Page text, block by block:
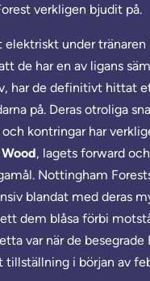
verkligen bjudit på.
elektriskt under tränaren
de har en av ligans
har de definitivt hittat
på. Deras otroliga
kontringar har
, lagets forward
Nottingham
blandat med deras
dem blåsa förbi
var när de
tillställning i början av